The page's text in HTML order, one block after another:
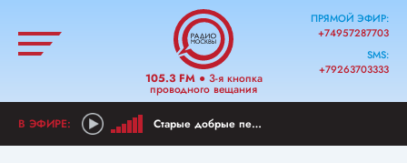
105.3 FM● 3-я кнопка
проводного вещания
ПРЯМОЙ ЭФИР:
+74957287703
SMS:
+79263703333
Старые добрые песни